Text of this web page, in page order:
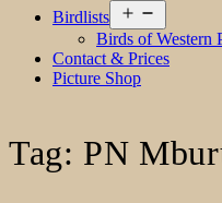
Birdlists
menu
Birds of Western
Contact & Prices
Picture Shop
Tag: PN